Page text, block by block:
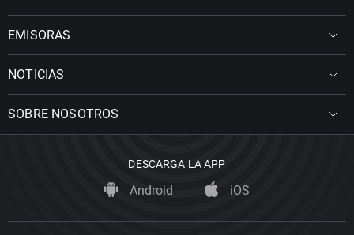
EMISORAS
NOTICIAS
SOBRE NOSOTROS
DESCARGA LA APP
Android iOS